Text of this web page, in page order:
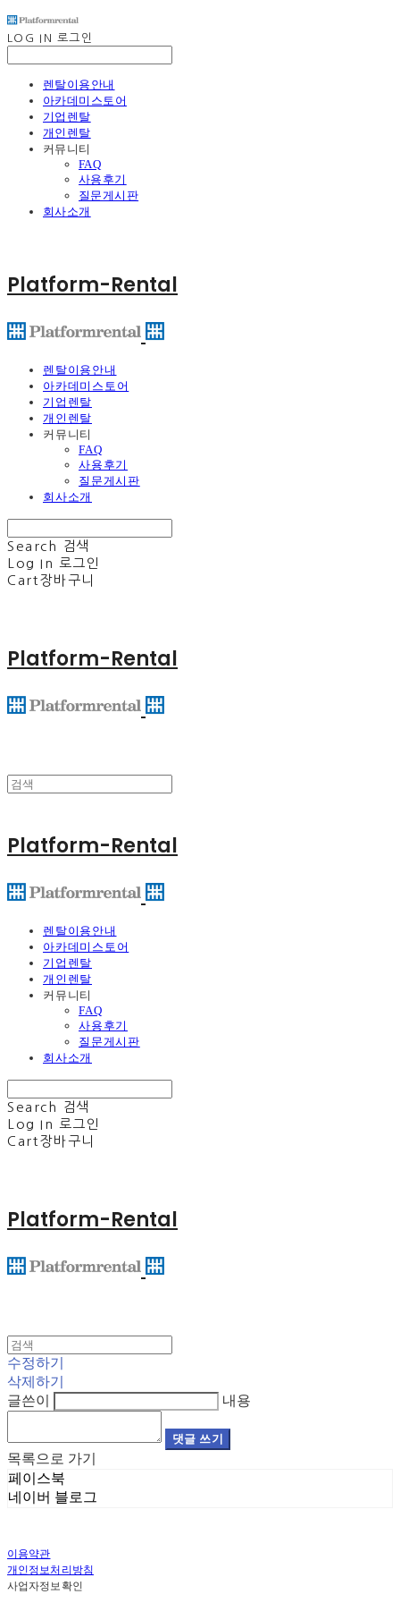
LOG IN 로그인
렌탈이용안내
아카데미스토어
기업렌탈
개인렌탈
커뮤니티
FAQ
사용후기
질문게시판
회사소개
Platform-Rental
렌탈이용안내
아카데미스토어
기업렌탈
개인렌탈
커뮤니티
FAQ
사용후기
질문게시판
회사소개
Search
검색
Log In 로그인
Cart 장바구니
Platform-Rental
Platform-Rental
렌탈이용안내
아카데미스토어
기업렌탈
개인렌탈
커뮤니티
FAQ
사용후기
질문게시판
회사소개
Search
검색
Log In 로그인
Cart 장바구니
Platform-Rental
수정하기
삭제하기
글쓴이
내용
댓글 쓰기
목록으로 가기
페이스북
네이버 블로그
이용약관
개인정보처리방침
사업자정보확인